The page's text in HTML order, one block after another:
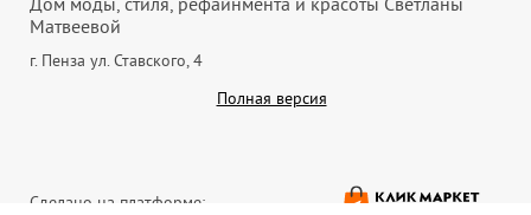
Матвеевой
г. Пенза ул. Ставского, 4
Полная версия
Сделано на платформе: